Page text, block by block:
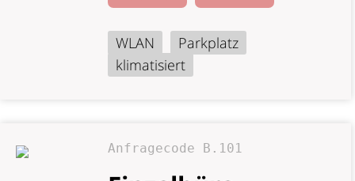
WLAN
Parkplatz
klimatisiert
Anfragecode B.101